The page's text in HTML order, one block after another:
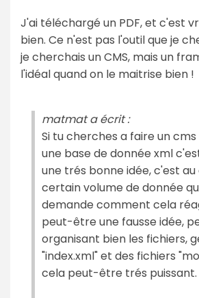
J'ai téléchargé un PDF, et c'est
bien. Ce n'est pas l'outil que je
je cherchais un CMS, mais un
l'idéal quand on le maitrise bien !
matmat a écrit :
Si tu cherches a faire un
une base de donnée xml
une trés bonne idée, c'est au
certain volume de donnée
demande comment cela
peut-être une fausse idée,
organisant bien les fichiers,
"index.xml" et des fichiers
cela peut-être trés puissant.